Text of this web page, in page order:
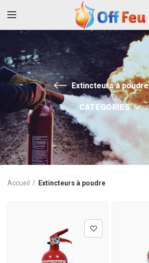
Extincteurs à poudre
CATEGORIES
Accueil Extincteurs à poudre